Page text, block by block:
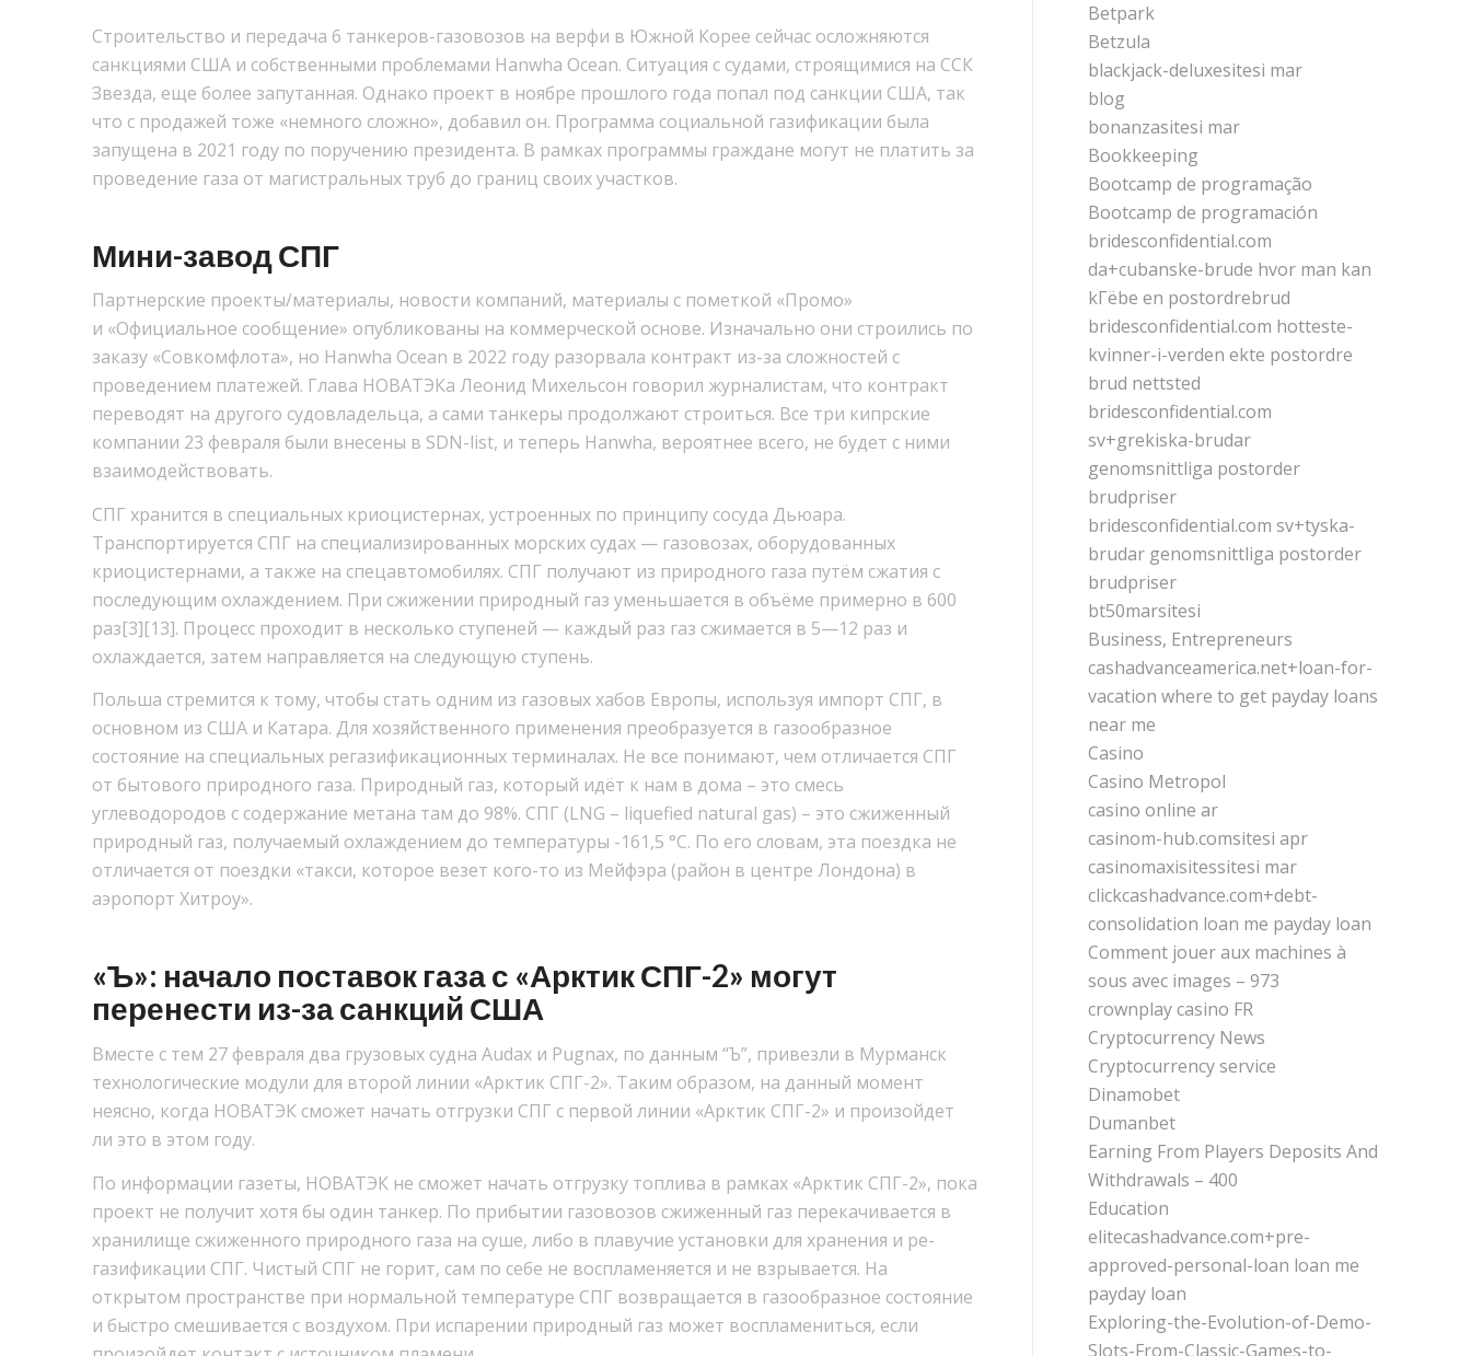
Строительство и передача 6 танкеров-газовозов на верфи в Южной Корее сейчас осложняются
санкциями США и собственными проблемами Hanwha Ocean. Ситуация с судами, строящимися на ССК
Звезда, еще более запутанная. Однако проект в ноябре прошлого года попал под санкции США, так
что с продажей тоже «немного сложно», добавил он. Программа социальной газификации была
запущена в 2021 году по поручению президента. В рамках программы граждане могут не платить за
проведение газа от магистральных труб до границ своих участков.
Мини-завод СПГ
Партнерские проекты/материалы, новости компаний, материалы с пометкой «Промо»
и «Официальное сообщение» опубликованы на коммерческой основе. Изначально они строились по
заказу «Совкомфлота», но Hanwha Ocean в 2022 году разорвала контракт из-за сложностей с
проведением платежей. Глава НОВАТЭКа Леонид Михельсон говорил журналистам, что контракт
переводят на другого судовладельца, а сами танкеры продолжают строиться. Все три кипрские
компании 23 февраля были внесены в SDN-list, и теперь Hanwha, вероятнее всего, не будет с ними
взаимодействовать.
СПГ хранится в специальных криоцистернах, устроенных по принципу сосуда Дьюара.
Транспортируется СПГ на специализированных морских судах — газовозах, оборудованных
криоцистернами, а также на спецавтомобилях. СПГ получают из природного газа путём сжатия с
последующим охлаждением. При сжижении природный газ уменьшается в объёме примерно в 600
раз[3][13]. Процесс проходит в несколько ступеней — каждый раз газ сжимается в 5—12 раз и
охлаждается, затем направляется на следующую ступень.
Польша стремится к тому, чтобы стать одним из газовых хабов Европы, используя импорт СПГ, в
основном из США и Катара. Для хозяйственного применения преобразуется в газообразное
состояние на специальных регазификационных терминалах. Не все понимают, чем отличается СПГ
от бытового природного газа. Природный газ, который идёт к нам в дома – это смесь
углеводородов с содержание метана там до 98%. СПГ (LNG – liquefied natural gas) – это сжиженный
природный газ, получаемый охлаждением до температуры -161,5 °C. По его словам, эта поездка не
отличается от поездки «такси, которое везет кого-то из Мейфэра (район в центре Лондона) в
аэропорт Хитроу».
«Ъ»: начало поставок газа с «Арктик СПГ-2» могут
перенести из-за санкций США
Вместе с тем 27 февраля два грузовых судна Audax и Pugnax, по данным “Ъ”, привезли в Мурманск
технологические модули для второй линии «Арктик СПГ-2». Таким образом, на данный момент
неясно, когда НОВАТЭК сможет начать отгрузки СПГ с первой линии «Арктик СПГ-2» и произойдет
ли это в этом году.
По информации газеты, НОВАТЭК не сможет начать отгрузку топлива в рамках «Арктик СПГ-2», пока
проект не получит хотя бы один танкер. По прибытии газовозов сжиженный газ перекачивается в
хранилище сжиженного природного газа на суше, либо в плавучие установки для хранения и ре-
газификации СПГ. Чистый СПГ не горит, сам по себе не воспламеняется и не взрывается. На
открытом пространстве при нормальной температуре СПГ возвращается в газообразное состояние
и быстро смешивается с воздухом. При испарении природный газ может воспламениться, если
Betpark
Betzula
blackjack-deluxesitesi mar
blog
bonanzasitesi mar
Bookkeeping
Bootcamp de programação
Bootcamp de programación
bridesconfidential.com
da+cubanske-brude hvor man kan
kГёbe en postordrebrud
bridesconfidential.com hotteste-
kvinner-i-verden ekte postordre
brud nettsted
bridesconfidential.com
sv+grekiska-brudar
genomsnittliga postorder
brudpriser
bridesconfidential.com sv+tyska-
brudar genomsnittliga postorder
brudpriser
bt50marsitesi
Business, Entrepreneurs
cashadvanceamerica.net+loan-for-
vacation where to get payday loans
near me
Casino
Casino Metropol
casino online ar
casinom-hub.comsitesi apr
casinomaxisitessitesi mar
clickcashadvance.com+debt-
consolidation loan me payday loan
Comment jouer aux machines à
sous avec images – 973
crownplay casino FR
Cryptocurrency News
Cryptocurrency service
Dinamobet
Dumanbet
Earning From Players Deposits And
Withdrawals – 400
Education
elitecashadvance.com+pre-
approved-personal-loan loan me
payday loan
Exploring-the-Evolution-of-Demo-
Slots-From-Classic-Games-to-